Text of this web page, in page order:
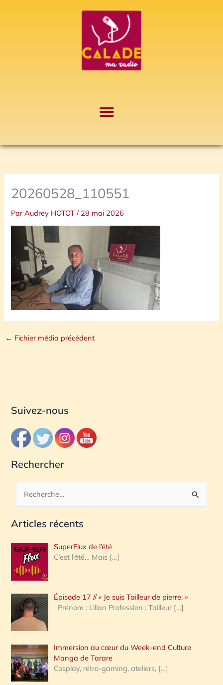
20260528_110551
ParAudrey HOTOT/ 28 mai 2026
← Fichier média précédent
Suivez-nous
Rechercher
c
e
r
c
h
e
:
Articles récents
SuperFlux de l’été
C’est l’été… Mais […]
Épisode 17 // « Je suis Tailleur de pierre. »
Prénom : Lilian Profession : Tailleur […]
Immersion au cœur du Week-end Culture
Manga de Tarare
Cosplay, rétro-gaming, ateliers, […]